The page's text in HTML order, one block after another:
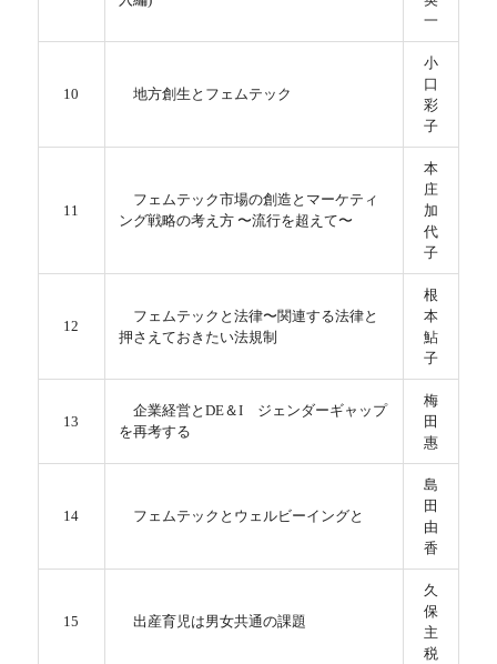
一
10 地方創生とフェムテック
小
口
彩
子
11
フェムテック市場の創造とマーケティ
ング戦略の考え方 〜流行を超えて〜
本
庄
加
代
子
12
フェムテックと法律〜関連する法律と
押さえておきたい法規制
根
本
鮎
子
13
企業経営とDE＆I ジェンダーギャップ
を再考する
梅
田
惠
14 フェムテックとウェルビーイングと
島
田
由
香
15 出産育児は男女共通の課題
久
保
主
税